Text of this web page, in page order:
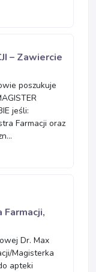
– Zawiercie
poszukuje
jeśli:
Farmacji oraz
Farmacji,
Dr. Max
Magisterka
apteki